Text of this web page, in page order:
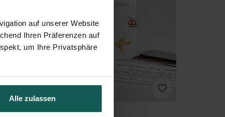
auf unserer Website
Ihren Präferenzen auf
um Ihre Privatsphäre
Alle zulassen